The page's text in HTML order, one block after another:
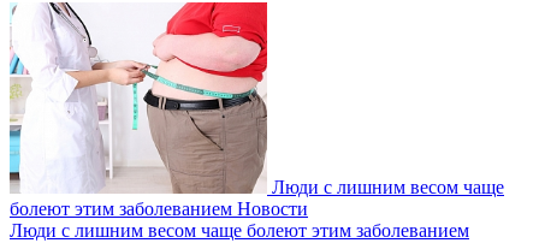
Люди с лишним весом чаще
болеют этим заболеванием Новости
Люди с лишним весом чаще болеют этим заболеванием